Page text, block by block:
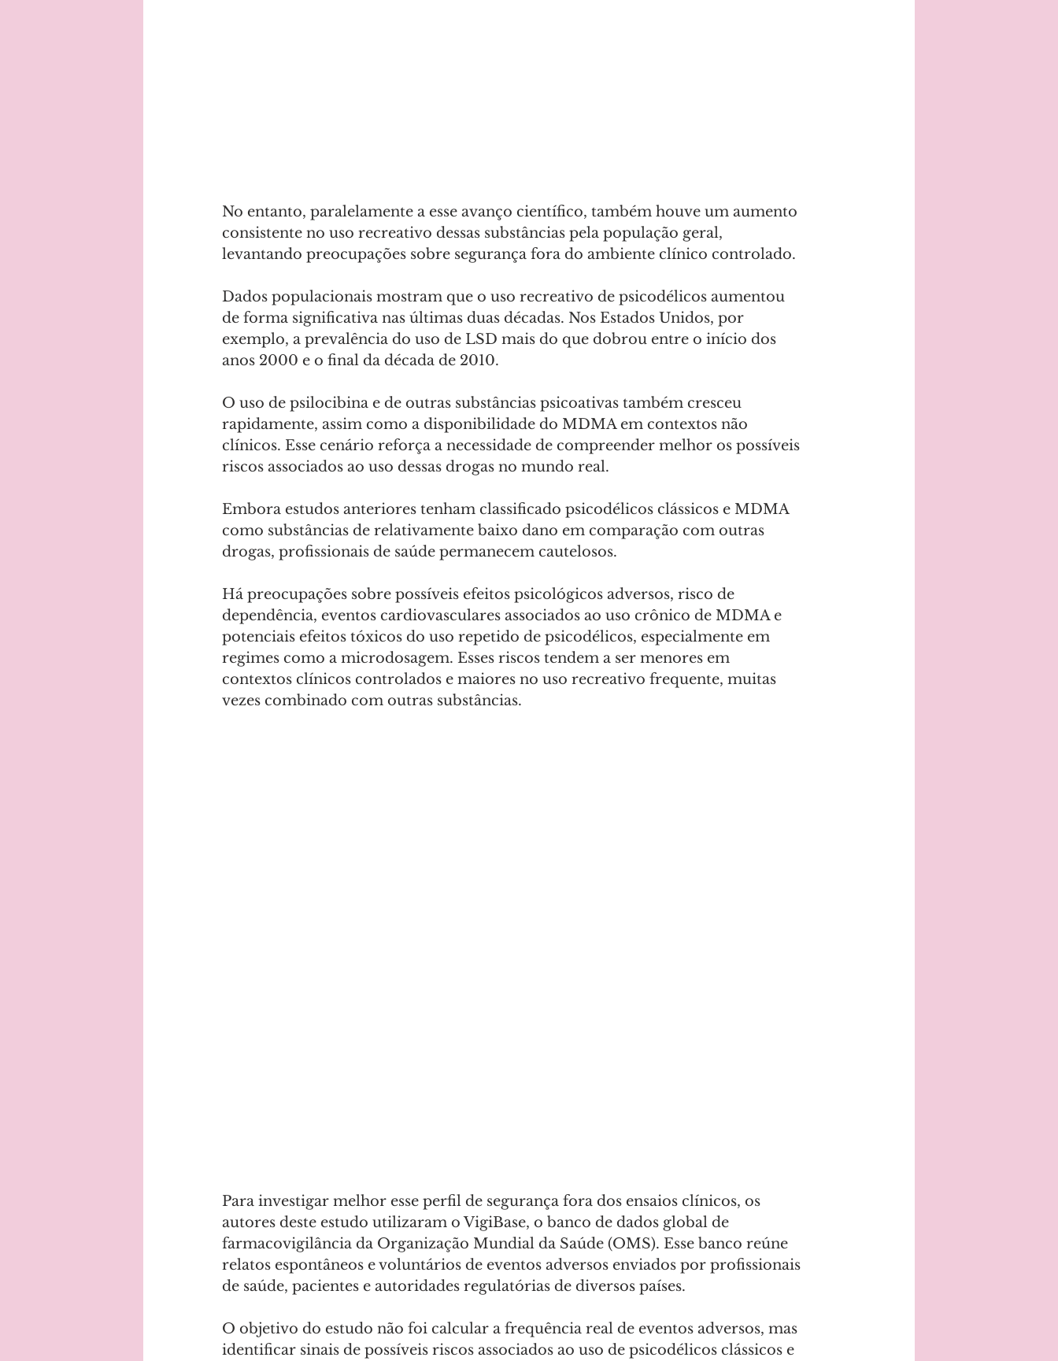
No entanto, paralelamente a esse avanço científico, também houve um aumento
consistente no uso recreativo dessas substâncias pela população geral,
levantando preocupações sobre segurança fora do ambiente clínico controlado.
Dados populacionais mostram que o uso recreativo de psicodélicos aumentou
de forma significativa nas últimas duas décadas. Nos Estados Unidos, por
exemplo, a prevalência do uso de LSD mais do que dobrou entre o início dos
anos 2000 e o final da década de 2010.
O uso de psilocibina e de outras substâncias psicoativas também cresceu
rapidamente, assim como a disponibilidade do MDMA em contextos não
clínicos. Esse cenário reforça a necessidade de compreender melhor os possíveis
riscos associados ao uso dessas drogas no mundo real.
Embora estudos anteriores tenham classificado psicodélicos clássicos e MDMA
como substâncias de relativamente baixo dano em comparação com outras
drogas, profissionais de saúde permanecem cautelosos.
Há preocupações sobre possíveis efeitos psicológicos adversos, risco de
dependência, eventos cardiovasculares associados ao uso crônico de MDMA e
potenciais efeitos tóxicos do uso repetido de psicodélicos, especialmente em
regimes como a microdosagem. Esses riscos tendem a ser menores em
contextos clínicos controlados e maiores no uso recreativo frequente, muitas
vezes combinado com outras substâncias.
Para investigar melhor esse perfil de segurança fora dos ensaios clínicos, os
autores deste estudo utilizaram o VigiBase, o banco de dados global de
farmacovigilância da Organização Mundial da Saúde (OMS). Esse banco reúne
relatos espontâneos e voluntários de eventos adversos enviados por profissionais
de saúde, pacientes e autoridades regulatórias de diversos países.
O objetivo do estudo não foi calcular a frequência real de eventos adversos, mas
identificar sinais de possíveis riscos associados ao uso de psicodélicos clássicos e